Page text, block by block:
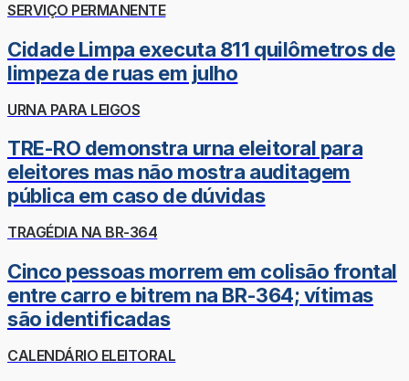
SERVIÇO PERMANENTE
Cidade Limpa executa 811 quilômetros de
limpeza de ruas em julho
URNA PARA LEIGOS
TRE-RO demonstra urna eleitoral para
eleitores mas não mostra auditagem
pública em caso de dúvidas
TRAGÉDIA NA BR-364
Cinco pessoas morrem em colisão frontal
entre carro e bitrem na BR-364; vítimas
são identificadas
CALENDÁRIO ELEITORAL